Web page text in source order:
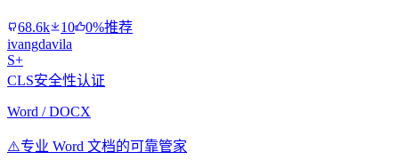
68.6k 10
0%推荐
ivangdavila
S+
CLS安全性认证
Word / DOCX
⚠️专业 Word 文档的可靠管家